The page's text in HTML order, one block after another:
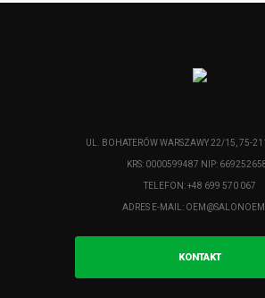
UL. BOHATERÓW WARSZAWY 22/15, 75-
KRS: 0000599487 NIP:
TELEFON: +48 699 570 067
ADRES E-MAIL:
KONTAKT